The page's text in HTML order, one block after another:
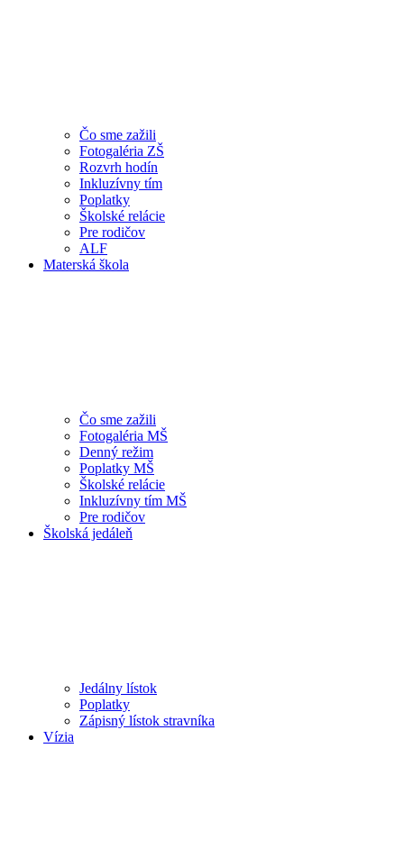
Čo sme zažili
Fotogaléria ZŠ
Rozvrh hodín
Inkluzívny tím
Poplatky
Školské relácie
Pre rodičov
ALF
Materská škola
Čo sme zažili
Fotogaléria MŠ
Denný režim
Poplatky MŠ
Školské relácie
Inkluzívny tím MŠ
Pre rodičov
Školská jedáleň
Jedálny lístok
Poplatky
Zápisný lístok stravníka
Vízia